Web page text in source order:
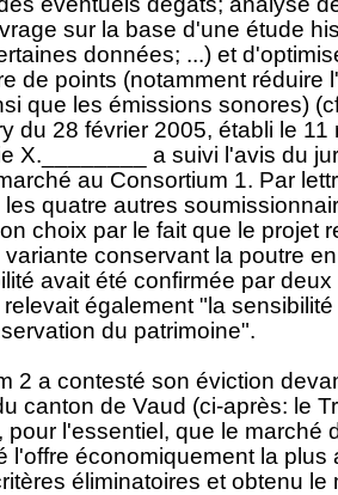
sur la base d'une étude
données; ...) et
de points (notamment réduire
que les émissions sonores)
du 28 février 2005, établi le
X.________ a suivi l'avis du
au Consortium 1. Par
quatre autres
choix par le fait que le projet
conservant la poutre
avait été confirmée par
relevait également "la
du patrimoine".
2 a contesté son éviction
canton de Vaud (ci-après: le
pour l'essentiel, que le marché
l'offre économiquement la plus
éliminatoires et obtenu le